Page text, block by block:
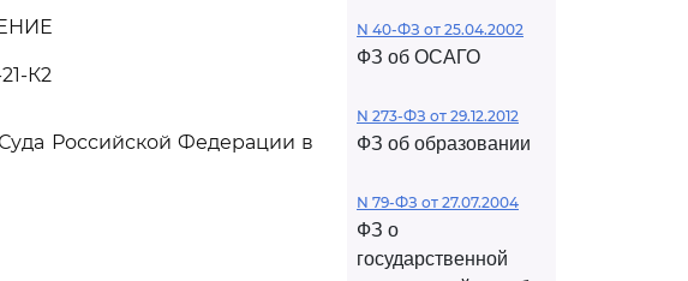
К2
Российской Федерации в
N 40-ФЗ от 25.04.2002
ФЗ об ОСАГО
N 273-ФЗ от 29.12.2012
ФЗ об образовании
N 79-ФЗ от 27.07.2004
ФЗ о
государственной